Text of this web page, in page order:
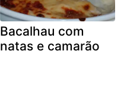
Bacalhau com
natas e camarão